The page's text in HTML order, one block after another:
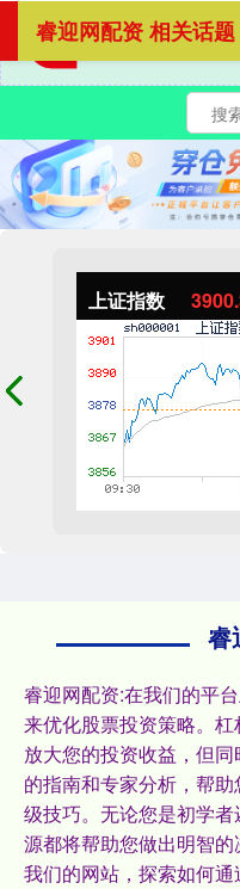
上证指数
睿
睿迎网配资:在我们的平
来优化股票投资策略。
放大您的投资收益，但
的指南和专家分析，帮
级技巧。无论您是初学
源都将帮助您做出明智
我们的网站，探索如何通
睿迎网配资 相关话题